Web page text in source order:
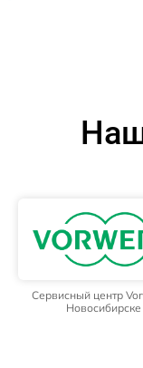
Сервисный центр
Новосибирске